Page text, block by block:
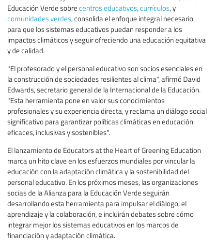
Educación Verde sobre centros educativos,currículos, y
comunidades verdes, consolida el enfoque integral necesario
para que los sistemas educativos puedan responder a los
impactos climáticos y seguir ofreciendo una educación equitativa
y de calidad.
"El profesorado y el personal educativo son socios esenciales en
la construcción de sociedades resilientes al clima", afirmó David
Edwards, secretario general de la Internacional de la Educación.
"Esta herramienta pone en valor sus conocimientos
profesionales y su experiencia directa, y reclama un diálogo social
significativo para garantizar políticas climáticas en educación
eficaces, inclusivas y sostenibles".
El lanzamiento de Educators at the Heart of Greening Education
marca un hito clave en los esfuerzos mundiales por vincular la
educación con la adaptación climática y la sostenibilidad del
personal educativo. En los próximos meses, las organizaciones
socias de la Alianza para la Educación Verde seguirán
desarrollando esta herramienta para impulsar el diálogo, el
aprendizaje y la colaboración, e incluirán debates sobre cómo
integrar mejor los sistemas educativos en los marcos de
financiación y adaptación climática.